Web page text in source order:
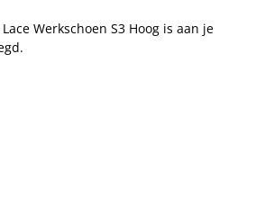
Werkschoen S3 Hoog is aan je